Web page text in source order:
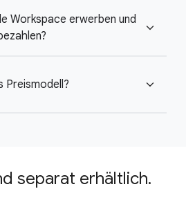
Workspace erwerben und
expand_more
Preismodell? expand_more
separat erhältlich.